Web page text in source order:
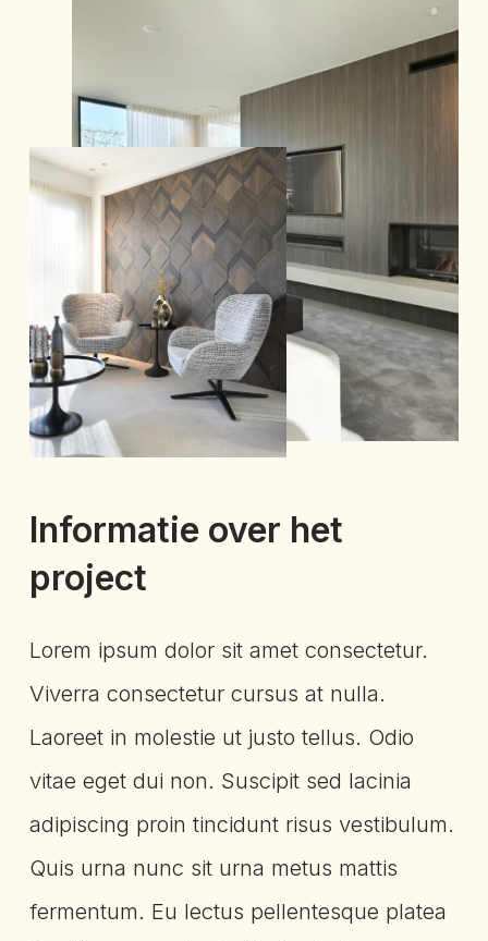
Informatie over het
project
Lorem ipsum dolor sit amet consectetur.
Viverra consectetur cursus at nulla.
Laoreet in molestie ut justo tellus. Odio
vitae eget dui non. Suscipit sed lacinia
adipiscing proin tincidunt risus vestibulum.
Quis urna nunc sit urna metus mattis
fermentum. Eu lectus pellentesque platea